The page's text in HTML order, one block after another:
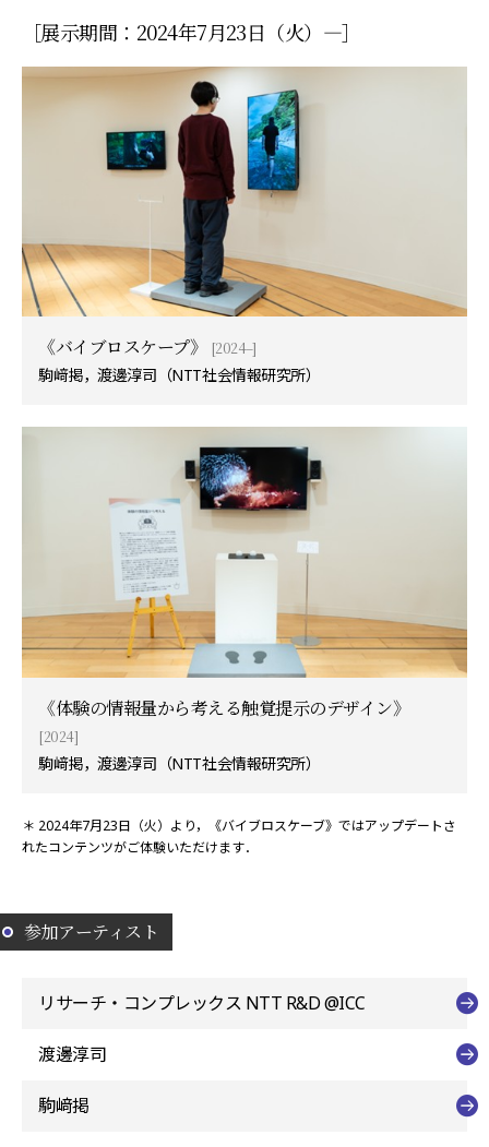
［展示期間：2024年7月23日（火）—］
《バイブロスケープ》
[2024–]
駒﨑掲，渡邊淳司（NTT社会情報研究所）
《体験の情報量から考える触覚提示のデザイン》
[2024]
駒﨑掲，渡邊淳司（NTT社会情報研究所）
＊ 2024年7月23日（火）より，《バイブロスケーブ》ではアップデートさ
れたコンテンツがご体験いただけます．
参加アーティスト
リサーチ・コンプレックス NTT R&D @ICC
渡邊淳司
駒﨑掲